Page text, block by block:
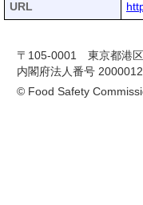
URL
〒105-0001 東京都港
内閣府法人番号
© Food Safety